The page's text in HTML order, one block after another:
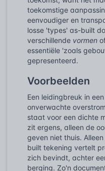
toekomstige
eenvoudiger en
losse 'types' as-built
verschillende vormen
essentiële 'zoals
gepresenteerd.
Voorbeelden
Een leidingbreuk in
onverwachte
staat voor een dichte
zit ergens, alleen de
geven niet thuis.
built tekening vertelt
zich bevindt, achter
berging. Zo'n